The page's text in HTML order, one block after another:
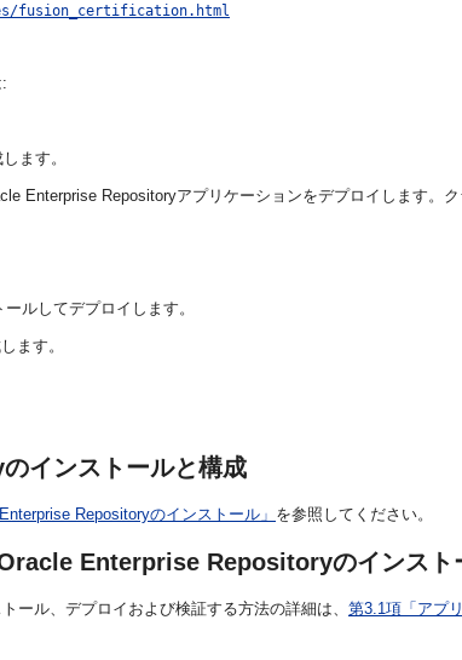
fusion_certification.html
ます。
Enterprise Repositoryアプリケーションをデプロイします。
ルしてデプロイします。
ます。
インストールと構成
Repositoryのインストール」 を参照してください。
Enterprise Repositoryのインスト
ール、デプロイおよび検証する方法の詳細は、 第3.1項「アプ